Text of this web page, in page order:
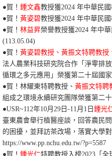
●賀！ 鍾文鑫教授獲2024 年中華民
●賀！ 黃姿碧教授獲2024 年中華民
●賀！ 林益昇榮譽教授獲2024 年中
(113.05.04)
●賀！ 黃姿碧教授、黃振文特聘教授
法人農業科技研究院合作「淨零排
循環之多元應用」榮獲第二十屆國家
●賀！林耀東特聘教授、 黃振文特聘
組成之環境永續研究團隊榮獲第二
●USR~112年10月29日-11月1日 鍾光
臺東農會舉行植醫座談，回答農民
的困擾，並拜訪茶改場，落實大學
https://www.pp.nchu.edu.tw/?p=5587
●賀！ 鍾光仁特聘教授入榜2023「